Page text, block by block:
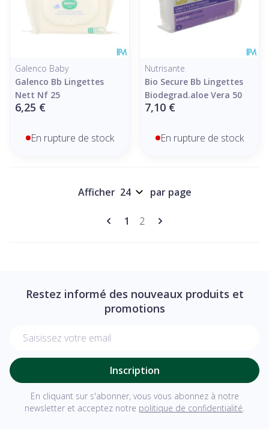
Galenco Baby
Galenco Bb Lingettes
Nett Nf 25
6,25 €
En rupture de stock
Nutrisante
Bio Secure Bb Lingettes
Biodegrad.aloe Vera 50
7,10 €
En rupture de stock
Pages
Vous lisez actuellement la
1 Page
2
Afficher par page
Restez informé des nouveaux produits et
promotions
Inscription
En cliquant sur s'abonner, vous vous abonnez à notre
newsletter et acceptez notre politique de confidentialité